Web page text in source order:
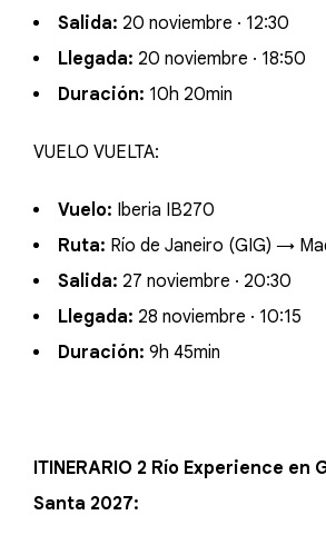
Salida: 20 noviembre · 12:30
Llegada: 20 noviembre · 18:50
Duración: 10h 20min
VUELO VUELTA:
Vuelo: Iberia IB270
Ruta: Río de Janeiro (GIG) →
Salida: 27 noviembre · 20:30
Llegada: 28 noviembre · 10:15
Duración: 9h 45min
ITINERARIO 2 Río Experience en
Santa 2027: